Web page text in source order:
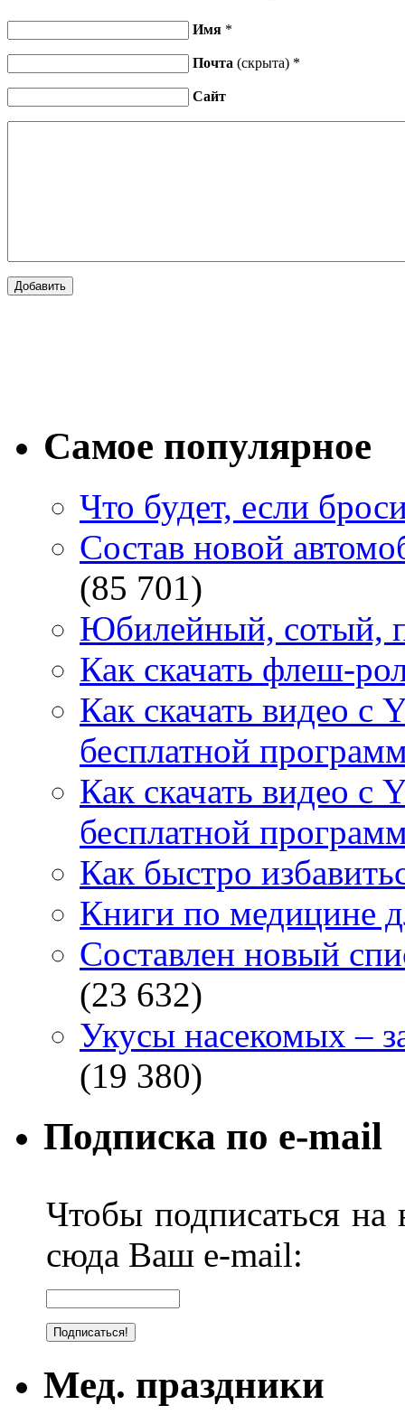
Имя *
Почта (скрыта) *
Сайт
Самое популярное
Что будет, если
Состав новой
(85 701)
Юбилейный, сотый,
Как скачать флеш-
Как скачать видео с
бесплатной
Как скачать видео с
бесплатной
Как быстро
Книги по медицине
Составлен новый
(23 632)
Укусы насекомых –
(19 380)
Подписка по e-mail
Чтобы подписаться на
сюда Ваш e-mail:
Мед. праздники